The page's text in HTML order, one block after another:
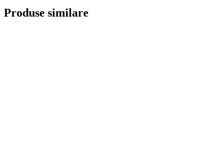
Produse similare